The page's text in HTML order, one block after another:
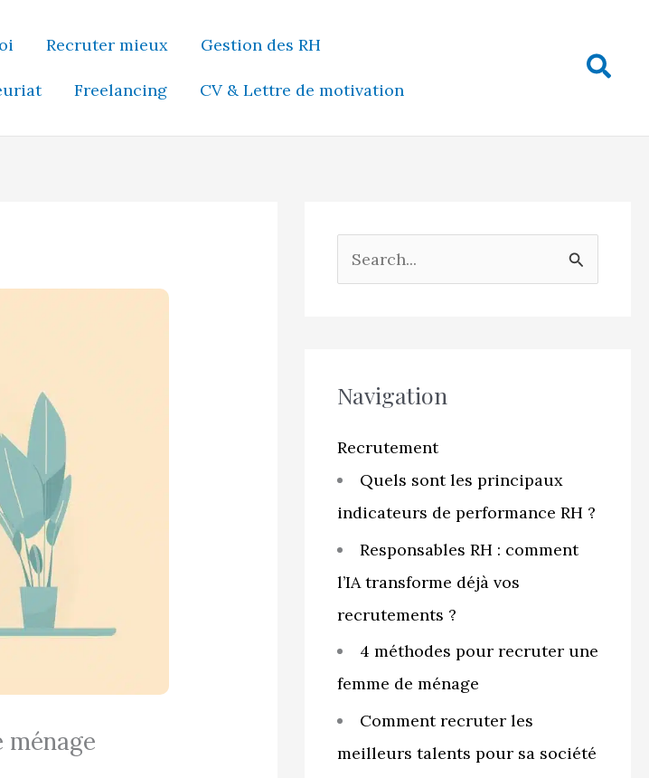
Recruter mieux Gestion des RH
Freelancing CV & Lettre de motivation
e
c
h
e
r
:
Navigation
Recrutement
Quels sont les principaux
indicateurs de performance RH ?
Responsables RH : comment
l’IA transforme déjà vos
recrutements ?
4 méthodes pour recruter une
femme de ménage
Comment recruter les
meilleurs talents pour sa société